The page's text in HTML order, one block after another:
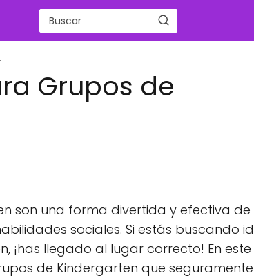
Grupos de
son una forma divertida y efectiva de
sociales. Si estás buscando
llegado al lugar correcto! En este
de Kindergarten que seguramente